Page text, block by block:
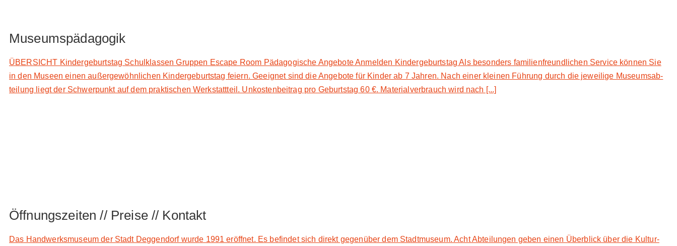
Museumspädagogik
ÜBERSICHT Kindergeburtstag Schulklassen Gruppen Escape Room Pädagogische Angebote Anmelden Kindergeburtstag Als be­son­ders fa­mi­li­en­freund­li­chen Ser­vice kön­nen Sie
in den Mu­se­en ei­nen au­ßer­ge­wöhn­li­chen Kin­der­ge­burts­tag fei­ern. Ge­eig­net sind die An­ge­bo­te für Kin­der ab 7 Jah­ren. Nach ei­ner klei­nen Füh­rung durch die je­wei­li­ge Mu­se­ums­ab­
tei­lung liegt der Schwer­punkt auf dem prak­ti­schen Werk­statt­teil. Un­kos­ten­bei­trag pro Ge­burts­tag 60 €. Ma­te­ri­al­ver­brauch wird nach [...]
Öffnungszeiten // Preise // Kontakt
Das Hand­werks­mu­se­um der Stadt Deg­gen­dorf wur­de 1991 er­öff­net. Es be­fin­det sich di­rekt ge­gen­über dem Stadt­mu­se­um. Acht Ab­tei­lun­gen ge­ben ei­nen Überblick über die Kul­tur­